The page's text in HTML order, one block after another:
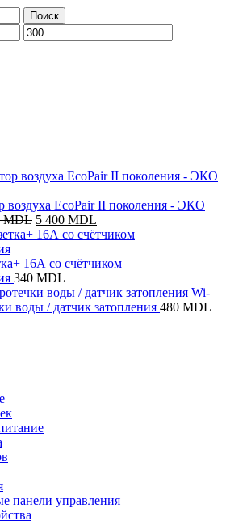
Поиск
Максимальная
цена
воздуха EcoPair II поколения - ЭКО
MDL Первоначальная
цена
5
900 MDL.
5 400 MDL
цена:
400 MDL.
16А со счётчиком
340 MDL
Wi-
воды / датчик затопления 480 MDL
панели управления